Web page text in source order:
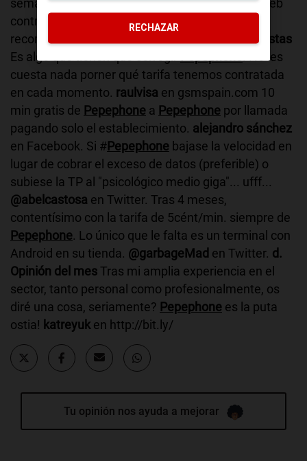
semana con pepephone y muy bien. Desde la web
controlo tanto llamadas como datos. Muy
recomendable.
c. Propuestas
Es algo que tienen que corregir
. No les
cuesta nada porner qué tarifa tenemos contratada
en cada momento. raulvisa en gsmspain.com 10
min gratis de Pepephone a Pepephone por llamada
pagando solo el establecimiento. alejandro sánchez
en Facebook. Si #Pepephone bajase la velocidad en
lugar de cobrar el exceso de datos (preferible) o
subiese la TP al "psicológico medio giga"... ufff...
@abelcastosa en Twitter. Tras 4 meses,
contentísimo con la tarifa de 5cént/min. siempre de
Pepephone. Lo único que le falta es un terminal con
Android en su tienda. @garbageMad en Twitter. d.
Opinión del mes Tras mi amplia experiencia en el
sector, tanto personal como profesionalmente, os
diré una cosa, seriamente? Pepephone es la puta
ostia! katreyuk en http://bit.ly/
Tu opinión nos ayuda a mejorar
RECHAZAR